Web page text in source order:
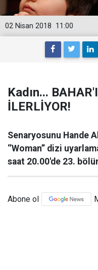
11:00
02 Nisan 2018
Kadın...
İLERLİYOR!
Senaryosunu Hande
‘’Woman’’ dizi
saat 20.00'de 23.
Abone ol